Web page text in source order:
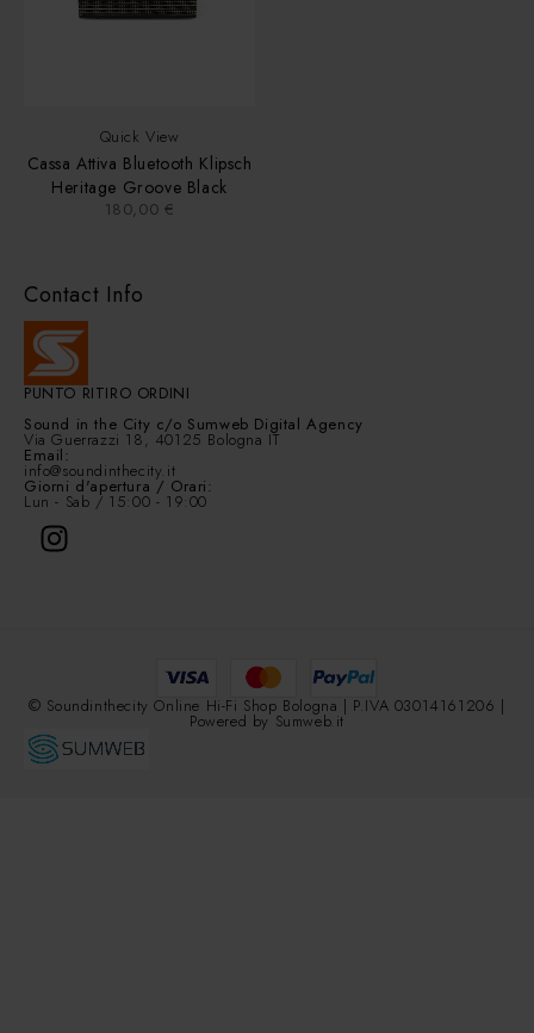
Contact Info
PUNTO RITIRO ORDINI
Sound in the City c/o Sumweb Digital Agency
Via Guerrazzi 18, 40125 Bologna IT
Email:
info@soundinthecity.it
Giorni d'apertura / Orari:
Lun - Sab / 15:00 - 19:00
Quick View
Cassa Attiva Bluetooth Klipsch
Heritage Groove Black
180,00 €
© Soundinthecity Online Hi-Fi Shop Bologna | P.IVA 03014161206 |
Powered by Sumweb.it